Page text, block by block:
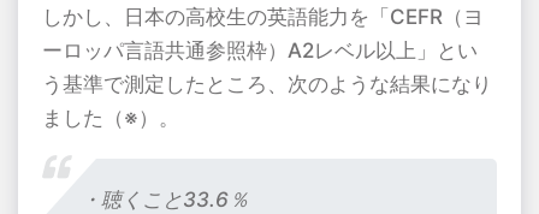
しかし、日本の高校生の英語能力を「 CEFR （ヨ
ーロッパ言語共通参照枠） A2レベル以上」とい
う基準で測定したところ、次のような結果になり
ました（※）。
・聴くこと33.6 ％